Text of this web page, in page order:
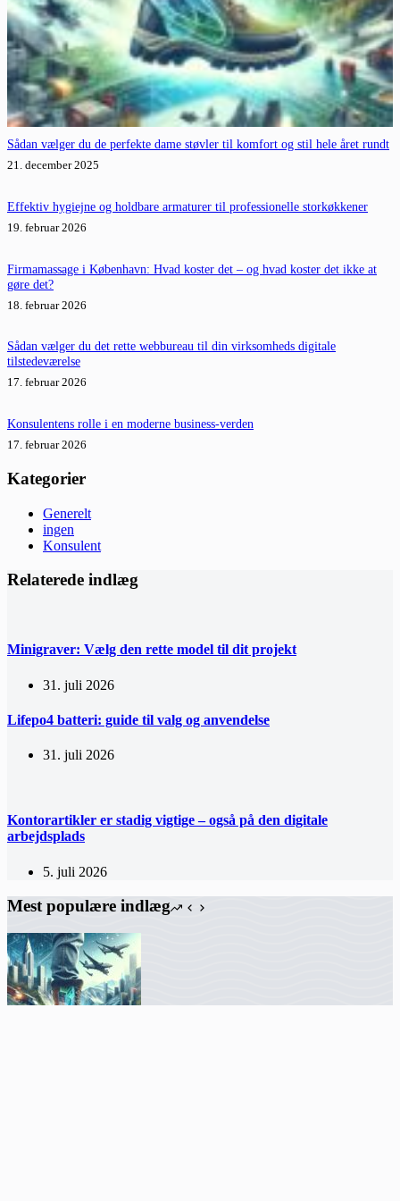
Sådan vælger du de perfekte dame støvler til komfort og stil hele året rundt
21. december 2025
Effektiv hygiejne og holdbare armaturer til professionelle storkøkkener
19. februar 2026
Firmamassage i København: Hvad koster det – og hvad koster det ikke at
gøre det?
18. februar 2026
Sådan vælger du det rette webbureau til din virksomheds digitale
tilstedeværelse
17. februar 2026
Konsulentens rolle i en moderne business-verden
17. februar 2026
Kategorier
Generelt
ingen
Konsulent
Relaterede indlæg
Minigraver: Vælg den rette model til dit projekt
31. juli 2026
Lifepo4 batteri: guide til valg og anvendelse
31. juli 2026
Kontorartikler er stadig vigtige – også på den digitale
arbejdsplads
5. juli 2026
Mest populære indlæg